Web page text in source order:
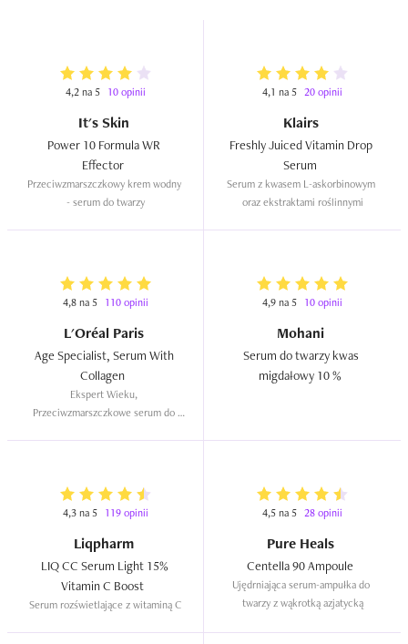
4,2 na 5 10 opinii
It's Skin
Power 10 Formula WR
Przeciwzmarszczkowy krem wodny
- serum do twarzy
4,1 na 5 20 opinii
Klairs
Freshly Juiced Vitamin Drop
Serum z kwasem L-askorbinowym
oraz ekstraktami roślinnymi
4,8 na 5 110 opinii
L'Oréal Paris
Age Specialist, Serum With
Ekspert Wieku,
Przeciwzmarszczkowe serum do
4,9 na 5 10 opinii
Mohani
Serum do twarzy kwas
4,3 na 5 119 opinii
Liqpharm
LIQ CC Serum Light 15%
Serum rozświetlające z witaminą C
4,5 na 5 28 opinii
Pure Heals
Ujędrniająca serum-ampułka do
twarzy z wąkrotką azjatycką